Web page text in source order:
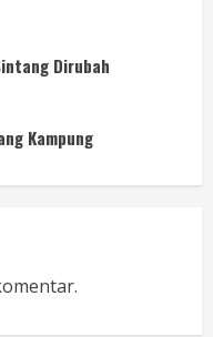
Dirubah
Kampung